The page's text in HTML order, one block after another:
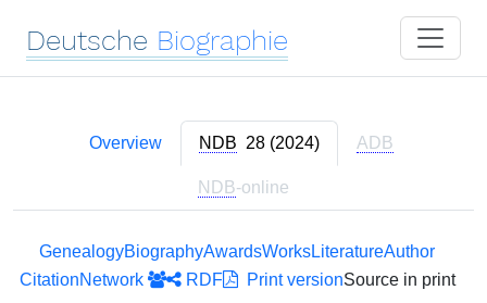
Deutsche Biographie
Overview NDB 28 (2024) ADB
NDB-online
GenealogyBiographyAwardsWorksLiteratureAuthor
CitationNetwork RDF Print versionSource in print